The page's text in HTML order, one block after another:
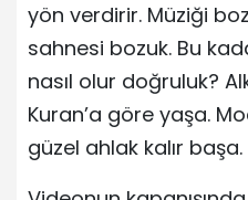
yön verdirir. Müziği
sahnesi bozuk. Bu
nasıl olur doğruluk?
Kuran’a göre yaşa.
güzel ahlak kalır